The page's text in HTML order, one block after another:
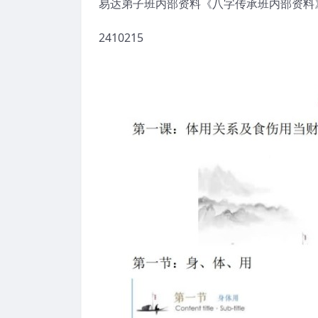
易达弟子班内部资料《八字传承班内部资料
2410215